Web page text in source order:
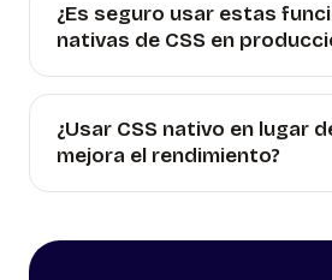
¿Es seguro usar estas
nativas de CSS en
¿Usar CSS nativo en lugar
mejora el rendimiento?